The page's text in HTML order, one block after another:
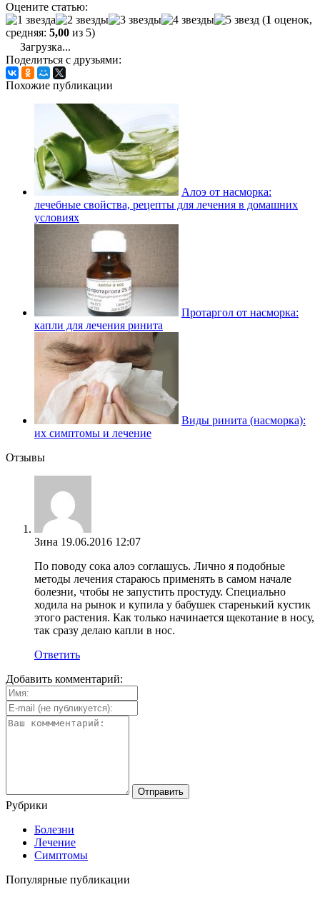
Оцените статью:
(1 оценок,
средняя: 5,00 из 5)
Загрузка...
Поделиться с друзьями:
Похожие публикации
Алоэ от насморка:
лечебные свойства, рецепты для лечения в домашних
условиях
Протаргол от насморка:
капли для лечения ринита
Виды ринита (насморка):
их симптомы и лечение
Отзывы
Зина 19.06.2016 12:07
По поводу сока алоэ соглашусь. Лично я подобные
методы лечения стараюсь применять в самом начале
болезни, чтобы не запустить простуду. Специально
ходила на рынок и купила у бабушек старенький кустик
этого растения. Как только начинается щекотание в носу,
так сразу делаю капли в нос.
Ответить
Добавить комментарий:
Рубрики
Болезни
Лечение
Симптомы
Популярные публикации